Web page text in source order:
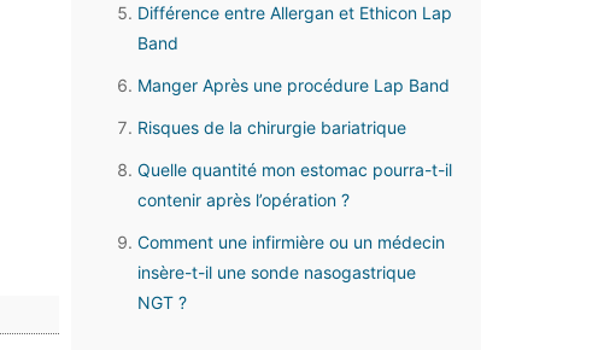
Différence entre Allergan et Ethicon Lap
Band
Manger Après une procédure Lap Band
Risques de la chirurgie bariatrique
Quelle quantité mon estomac pourra-t-il
contenir après l’opération ?
Comment une infirmière ou un médecin
insère-t-il une sonde nasogastrique
NGT ?